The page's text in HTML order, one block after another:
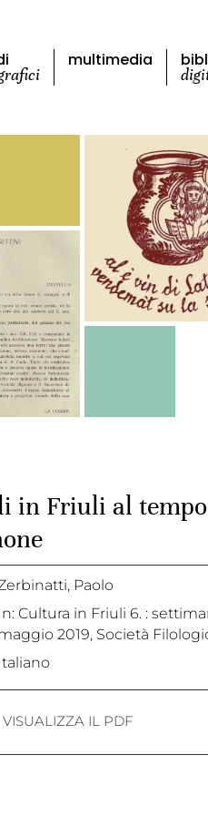
multimedia
in Friuli al
Paolo
In: Cultura in Friuli 6. :
2019, Società
Italiano
VISUALIZZA IL PDF